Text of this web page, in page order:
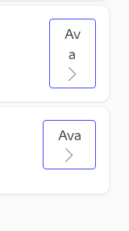
Av
a
Ava